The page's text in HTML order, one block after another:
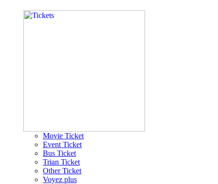
Movie Ticket
Event Ticket
Bus Ticket
Trian Ticket
Other Ticket
Voyez plus